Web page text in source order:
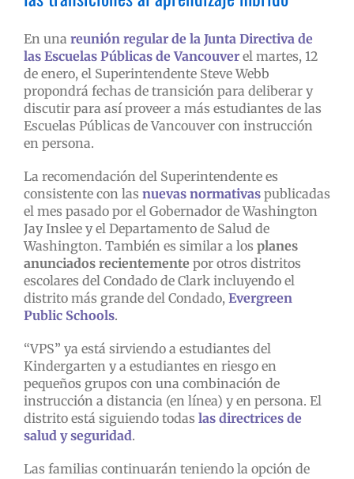
En una reunión regular de la Junta Directiva de
las Escuelas Públicas de Vancouverel martes, 12
de enero, el Superintendente Steve Webb
propondrá fechas de transición para deliberar y
discutir para así proveer a más estudiantes de las
Escuelas Públicas de Vancouver con instrucción
en persona.
La recomendación del Superintendente es
consistente con las nuevas normativaspublicadas
el mes pasado por el Gobernador de Washington
Jay Inslee y el Departamento de Salud de
Washington. También es similar a los planes
anunciados recientemente por otros distritos
escolares del Condado de Clark incluyendo el
distrito más grande del Condado, Evergreen
Public Schools.
“VPS” ya está sirviendo a estudiantes del
Kindergarten y a estudiantes en riesgo en
pequeños grupos con una combinación de
instrucción a distancia (en línea) y en persona. El
distrito está siguiendo todas las directrices de
salud y seguridad.
Las familias continuarán teniendo la opción de